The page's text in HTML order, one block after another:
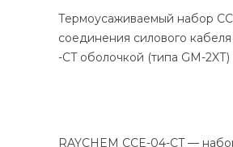
Термоусаживаемый набор
соединения силового
-CT оболочкой (типа GM-
RAYCHEM CCE-04-CT —